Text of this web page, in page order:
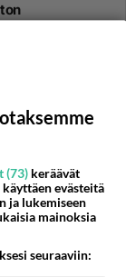
😂...
herätti mokka
12 91
(73) keräävät
evästeitä
ja lukemiseen
mainoksia
seuraaviin: